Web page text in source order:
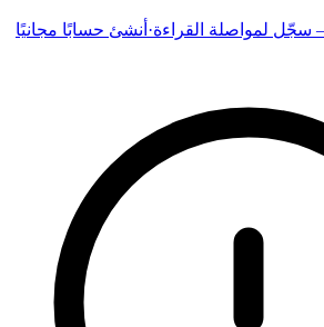
سجّل لمواصلة القراءة· أنشئ حسابًا مجانيًا